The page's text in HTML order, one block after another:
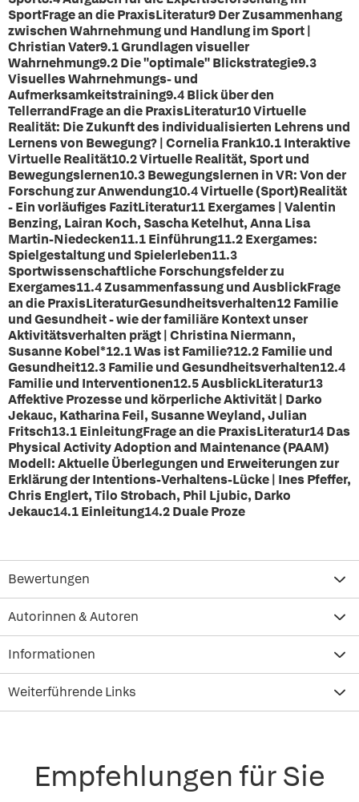
SportFrage an die PraxisLiteratur9 Der Zusammenhang
zwischen Wahrnehmung und Handlung im Sport |
Christian Vater9.1 Grundlagen visueller
Wahrnehmung9.2 Die "optimale" Blickstrategie9.3
Visuelles Wahrnehmungs- und
Aufmerksamkeitstraining9.4 Blick über den
TellerrandFrage an die PraxisLiteratur10 Virtuelle
Realität: Die Zukunft des individualisierten Lehrens und
Lernens von Bewegung? | Cornelia Frank10.1 Interaktive
Virtuelle Realität10.2 Virtuelle Realität, Sport und
Bewegungslernen10.3 Bewegungslernen in VR: Von der
Forschung zur Anwendung10.4 Virtuelle (Sport)Realität
- Ein vorläufiges FazitLiteratur11 Exergames | Valentin
Benzing, Lairan Koch, Sascha Ketelhut, Anna Lisa
Martin-Niedecken11.1 Einführung11.2 Exergames:
Spielgestaltung und Spielerleben11.3
Sportwissenschaftliche Forschungsfelder zu
Exergames11.4 Zusammenfassung und AusblickFrage
an die PraxisLiteraturGesundheitsverhalten12 Familie
und Gesundheit - wie der familiäre Kontext unser
Aktivitätsverhalten prägt | Christina Niermann,
Susanne Kobel*12.1 Was ist Familie?12.2 Familie und
Gesundheit12.3 Familie und Gesundheitsverhalten12.4
Familie und Interventionen12.5 AusblickLiteratur13
Affektive Prozesse und körperliche Aktivität | Darko
Jekauc, Katharina Feil, Susanne Weyland, Julian
Fritsch13.1 EinleitungFrage an die PraxisLiteratur14 Das
Physical Activity Adoption and Maintenance (PAAM)
Modell: Aktuelle Überlegungen und Erweiterungen zur
Erklärung der Intentions-Verhaltens-Lücke | Ines Pfeffer,
Chris Englert, Tilo Strobach, Phil Ljubic, Darko
Jekauc14.1 Einleitung14.2 Duale Proze
Bewertungen
Autorinnen & Autoren
Informationen
Weiterführende Links
Empfehlungen für Sie